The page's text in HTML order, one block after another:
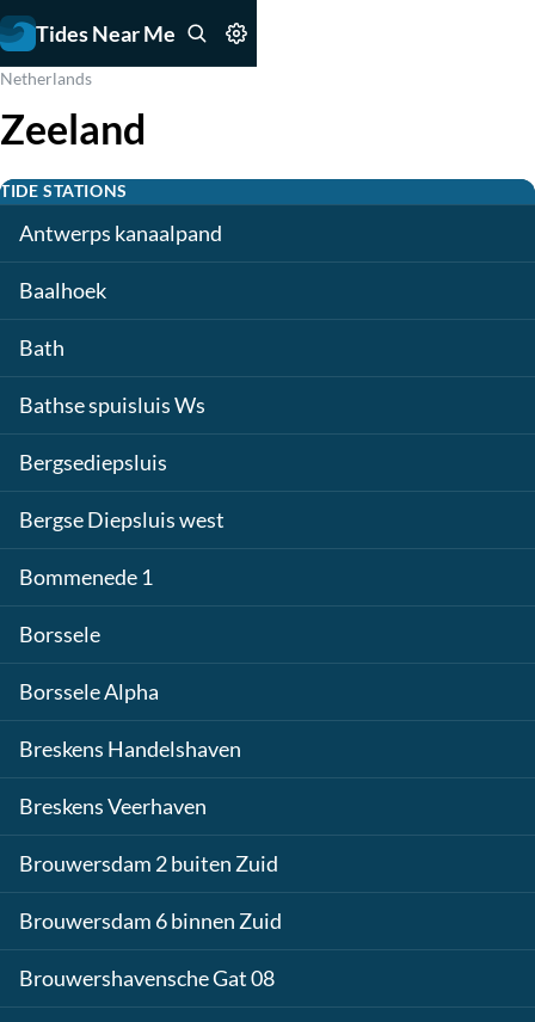
Tides Near Me
Netherlands
Zeeland
TIDE STATIONS
Antwerps kanaalpand
Baalhoek
Bath
Bathse spuisluis Ws
Bergsediepsluis
Bergse Diepsluis west
Bommenede 1
Borssele
Borssele Alpha
Breskens Handelshaven
Breskens Veerhaven
Brouwersdam 2 buiten Zuid
Brouwersdam 6 binnen Zuid
Brouwershavensche Gat 08